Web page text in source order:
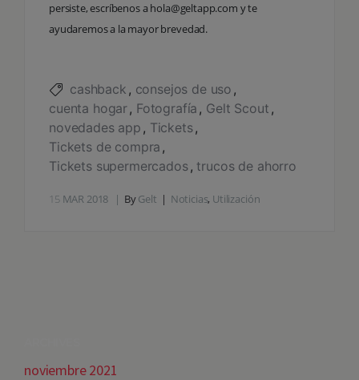
persiste, escríbenos a hola@geltapp.com y te
ayudaremos a la mayor brevedad.
cashback
consejos de uso
cuenta hogar Fotografía
Gelt Scout
novedades app
Tickets
Tickets de compra
Tickets supermercados trucos de ahorro
15 MAR 2018 ByGelt Noticias, Utilización
noviembre 2021